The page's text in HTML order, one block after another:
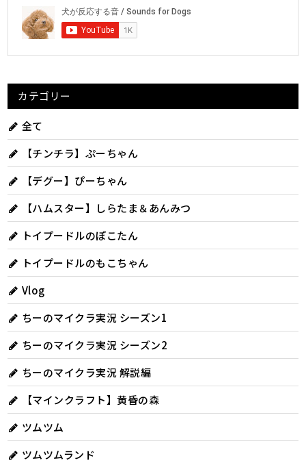
カテゴリー
全て
【チンチラ】ぷーちゃん
【デグー】ぴーちゃん
【ハムスター】しらたま＆あんみつ
トイプードルのぽこたん
トイプードルのもこちゃん
Vlog
ちーのマイクラ実況 シーズン1
ちーのマイクラ実況 シーズン2
ちーのマイクラ実況 解説編
【マインクラフト】黄昏の森
ツムツム
ツムツムランド